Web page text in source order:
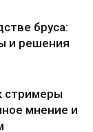
бруса:
и решения
стримеры
мнение и